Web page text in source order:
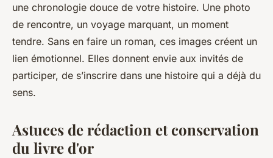
une chronologie douce de votre histoire. Une photo
de rencontre, un voyage marquant, un moment
tendre. Sans en faire un roman, ces images créent un
lien émotionnel. Elles donnent envie aux invités de
participer, de s’inscrire dans une histoire qui a déjà du
sens.
Astuces de rédaction et conservation
du livre d'or